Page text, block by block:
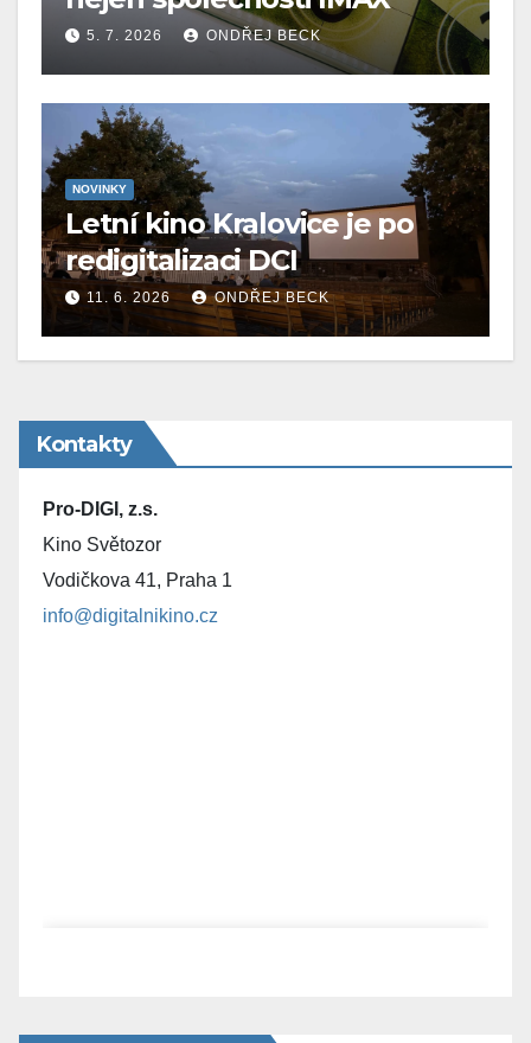
5. 7. 2026 ONDŘEJ BECK
NOVINKY
Letní kino Kralovice je po
redigitalizaci DCI
11. 6. 2026 ONDŘEJ BECK
Kontakty
Pro-DIGI, z.s.
Kino Světozor
Vodičkova 41, Praha 1
info@digitalnikino.cz